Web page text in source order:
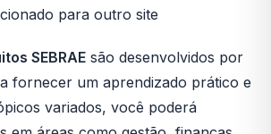
para outro site
SEBRAE são desenvolvidos por
fornecer um aprendizado prático e
variados, você poderá